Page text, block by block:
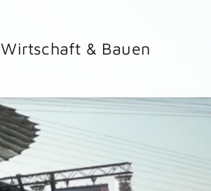
Wirtschaft & Bauen